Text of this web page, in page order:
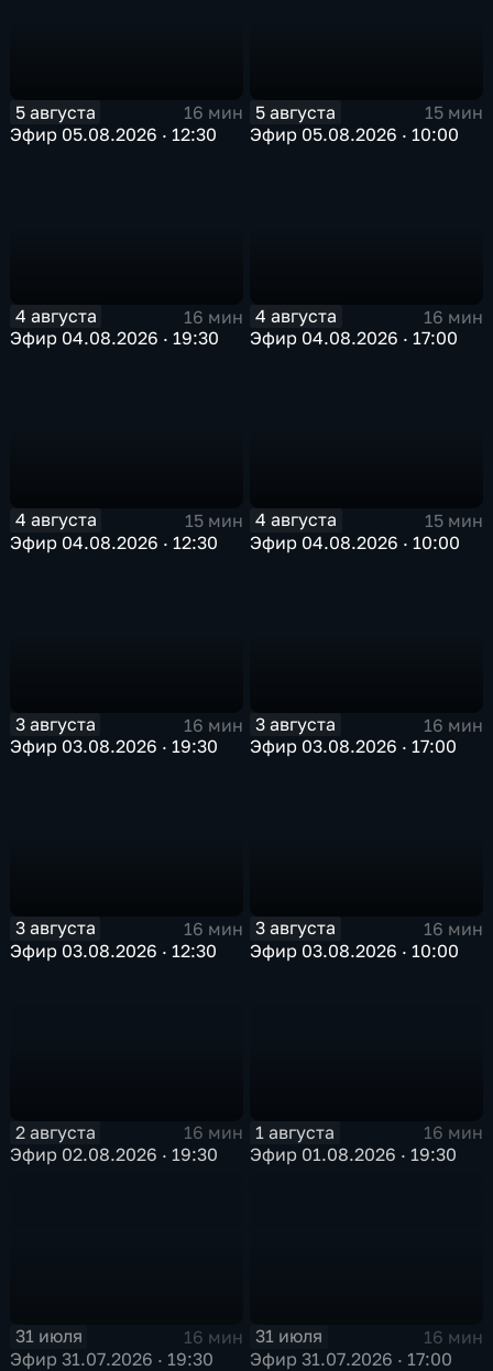
5 августа
16 мин
Эфир 05.08.2026 · 12:30
5 августа
15 мин
Эфир 05.08.2026 · 10:00
4 августа
16 мин
Эфир 04.08.2026 · 19:30
4 августа
16 мин
Эфир 04.08.2026 · 17:00
4 августа
15 мин
Эфир 04.08.2026 · 12:30
4 августа
15 мин
Эфир 04.08.2026 · 10:00
3 августа
16 мин
Эфир 03.08.2026 · 19:30
3 августа
16 мин
Эфир 03.08.2026 · 17:00
3 августа
16 мин
Эфир 03.08.2026 · 12:30
3 августа
16 мин
Эфир 03.08.2026 · 10:00
2 августа
16 мин
Эфир 02.08.2026 · 19:30
1 августа
16 мин
Эфир 01.08.2026 · 19:30
31 июля
16 мин
Эфир 31.07.2026 · 19:30
31 июля
16 мин
Эфир 31.07.2026 · 17:00